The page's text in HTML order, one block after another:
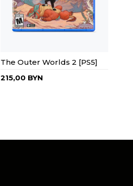
The Outer Worlds 2 [PS5]
215,00 BYN